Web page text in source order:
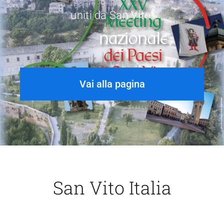
Contatti
uniti da San Vito!
Vai alla pagina
San Vito Italia